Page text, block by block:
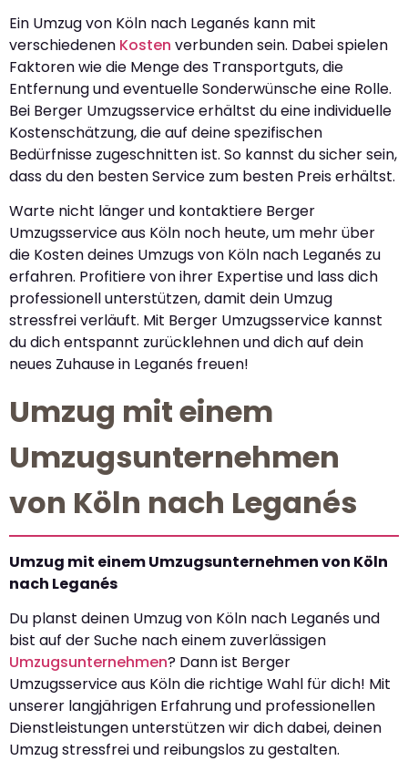
Ein Umzug von Köln nach Leganés kann mit
verschiedenen Kosten verbunden sein. Dabei spielen
Faktoren wie die Menge des Transportguts, die
Entfernung und eventuelle Sonderwünsche eine Rolle.
Bei Berger Umzugsservice erhältst du eine individuelle
Kostenschätzung, die auf deine spezifischen
Bedürfnisse zugeschnitten ist. So kannst du sicher sein,
dass du den besten Service zum besten Preis erhältst.
Warte nicht länger und kontaktiere Berger
Umzugsservice aus Köln noch heute, um mehr über
die Kosten deines Umzugs von Köln nach Leganés zu
erfahren. Profitiere von ihrer Expertise und lass dich
professionell unterstützen, damit dein Umzug
stressfrei verläuft. Mit Berger Umzugsservice kannst
du dich entspannt zurücklehnen und dich auf dein
neues Zuhause in Leganés freuen!
Umzug mit einem
Umzugsunternehmen
von Köln nach Leganés
Umzug mit einem Umzugsunternehmen von Köln
nach Leganés
Du planst deinen Umzug von Köln nach Leganés und
bist auf der Suche nach einem zuverlässigen
Umzugsunternehmen? Dann ist Berger
Umzugsservice aus Köln die richtige Wahl für dich! Mit
unserer langjährigen Erfahrung und professionellen
Dienstleistungen unterstützen wir dich dabei, deinen
Umzug stressfrei und reibungslos zu gestalten.